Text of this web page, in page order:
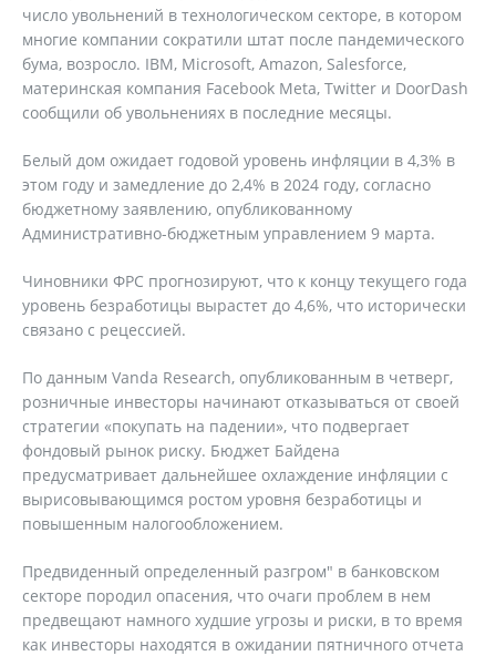
число увольнений в технологическом секторе, в котором
многие компании сократили штат после пандемического
бума, возросло. IBM, Microsoft, Amazon, Salesforce,
материнская компания Facebook Meta, Twitter и DoorDash
сообщили об увольнениях в последние месяцы.
Белый дом ожидает годовой уровень инфляции в 4,3% в
этом году и замедление до 2,4% в 2024 году, согласно
бюджетному заявлению, опубликованному
Административно-бюджетным управлением 9 марта.
Чиновники ФРС прогнозируют, что к концу текущего года
уровень безработицы вырастет до 4,6%, что исторически
связано с рецессией.
По данным Vanda Research, опубликованным в четверг,
розничные инвесторы начинают отказываться от своей
стратегии «покупать на падении», что подвергает
фондовый рынок риску. Бюджет Байдена
предусматривает дальнейшее охлаждение инфляции с
вырисовывающимся ростом уровня безработицы и
повышенным налогообложением.
Предвиденный определенный разгром" в банковском
секторе породил опасения, что очаги проблем в нем
предвещают намного худшие угрозы и риски, в то время
как инвесторы находятся в ожидании пятничного отчета